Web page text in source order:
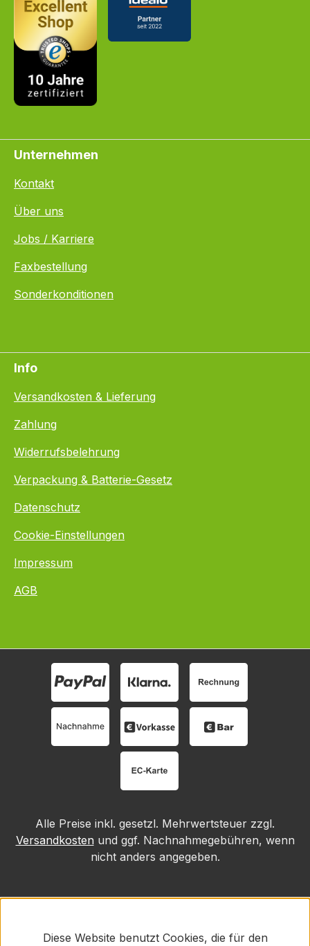
Unternehmen
Kontakt
Über uns
Jobs / Karriere
Faxbestellung
Sonderkonditionen
Info
Versandkosten & Lieferung
Zahlung
Widerrufsbelehrung
Verpackung & Batterie-Gesetz
Datenschutz
Cookie-Einstellungen
Impressum
AGB
Alle Preise inkl. gesetzl. Mehrwertsteuer zzgl.
Versandkosten und ggf. Nachnahmegebühren, wenn
nicht anders angegeben.
Diese Website benutzt Cookies, die für den